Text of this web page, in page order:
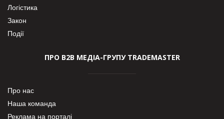
Логістика
Закон
Події
ПРО В2В МЕДІА-ГРУПУ TRADEMASTER
Про нас
Наша команда
Реклама на порталі